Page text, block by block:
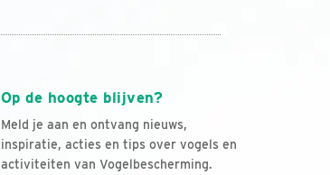
Op de hoogte blijven?
Meld je aan en ontvang nieuws,
inspiratie, acties en tips over vogels en
activiteiten van Vogelbescherming.